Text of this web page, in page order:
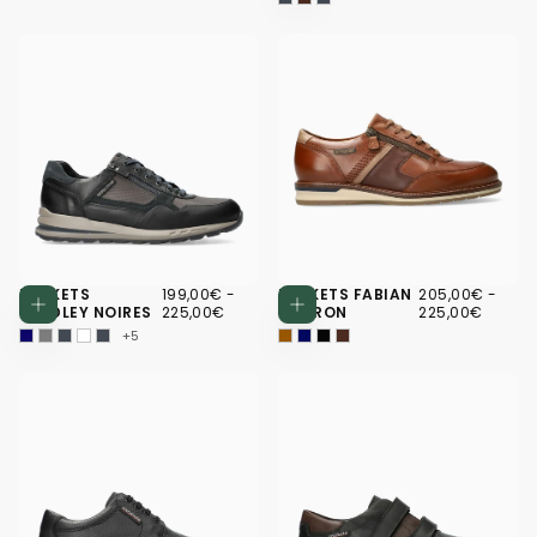
Choisissez des options
BASKETS
BRADLEY NOIRES
199,00€
PRIX
MINIMUM
199,00€ -
MAXIMUM
225,00€
+5
Choisissez
BASKETS FABIAN
MARRON
205,00€
PRIX
MINIMUM
205,00€ -
225,00€